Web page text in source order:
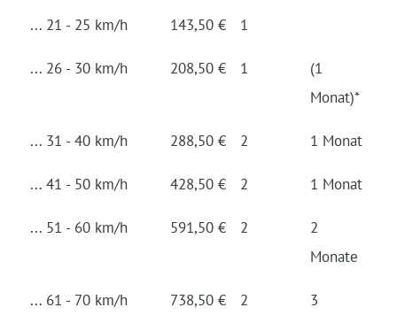
... 21 - 25 km/h 143,50 € 1
... 26 - 30 km/h 208,50 € 1
(1
Monat)*
... 31 - 40 km/h 288,50 € 2 1 Monat
... 41 - 50 km/h 428,50 € 2 1 Monat
... 51 - 60 km/h 591,50 € 2
2
Monate
... 61 - 70 km/h 738,50 € 2
3